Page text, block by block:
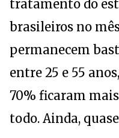
brasileiros no
permanecem
entre 25 e 55
70% ficaram
todo. Ainda,